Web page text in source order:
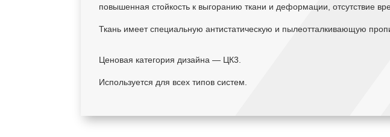
повышенная стойкость к выгоранию ткани и деформации, отсутствие
Ткань имеет специальную антистатическую и пылеотталкивающую
Ценовая категория дизайна — ЦК3.
Используется для всех типов систем.